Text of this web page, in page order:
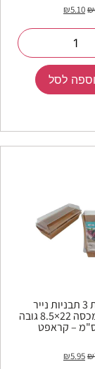
₪
₪5.10
לסל
חבילת 3 תבניות נייר
לאפיה+מכסה 22×8.5 גובה
₪
₪5.95